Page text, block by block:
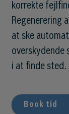
korrekte
Regenerering
at ske
overskydende
i at finde sted.
Book tid